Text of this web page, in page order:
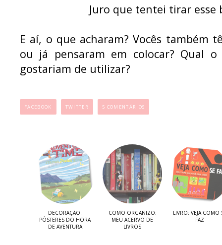
Juro que tentei tirar esse
E aí, o que acharam? Vocês também
ou já pensaram em colocar? Qual
gostariam de utilizar?
FACEBOOK TWITTER 5 COMENTÁRIOS
DECORAÇÃO:
PÔSTERES DO HORA
DE AVENTURA
COMO ORGANIZO:
MEU ACERVO DE
LIVROS
LIVRO: VEJA COMO
FAZ